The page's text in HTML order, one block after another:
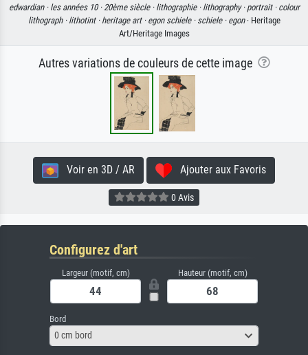
edwardian · les années 10 · 20ème siècle · lithographie · lithography · portrait · colour
lithograph · lithotint · heritage art · egon schiele · schiele · egon· Heritage
Art/Heritage Images
Autres variations de couleurs de cette image
Voir en 3D / AR Ajouter aux Favoris
0 Avis
Configurez d'art
Largeur (motif, cm) Hauteur (motif, cm)
Bord
0 cm bord